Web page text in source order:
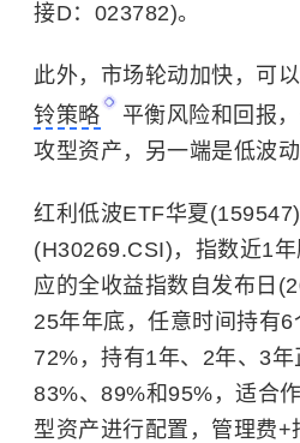
接D：023782)。
此外，市场轮动加快，可
铃策略
平衡风险和回报
攻型资产，另一端是低波动
红利低波ETF华夏
(H30269.CSI)，指数近1
应的全收益指数自发布日
25年年底，任意时间持有
72%，持有1年、2年、3
83%、89%和95%，适合
型资产进行配置，管理费+